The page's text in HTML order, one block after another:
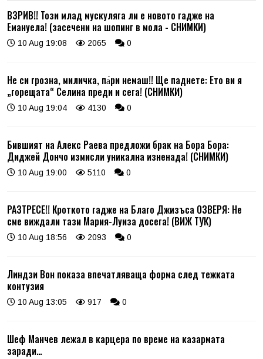
ВЗРИВ!! Този млад мускуляга ли е новото гадже на
Емануела! (засечени на шопинг в мола - СНИМКИ)
10 Aug 19:08 2065 0
Не си грозна, миличка, па̀ри немаш!! Ще паднете: Ето ви я
„горещата“ Селина преди и сега! (СНИМКИ)
10 Aug 19:04 4130 0
Бившият на Алекс Раева предложи брак на Бора Бора:
Диджей Дончо измисли уникална изненада! (СНИМКИ)
10 Aug 19:00 5110 0
РАЗТРЕСЕ!! Кроткото гадже на Благо Джизъса ОЗВЕРЯ: Не
сме виждали тази Мария-Луиза досега! (ВИЖ ТУК)
10 Aug 18:56 2093 0
Линдзи Вон показа впечатляваща форма след тежката
контузия
10 Aug 13:05 917 0
Шеф Манчев лежал в карцера по време на казармата
заради…